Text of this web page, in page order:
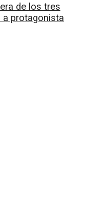
de los tres
a protagonista